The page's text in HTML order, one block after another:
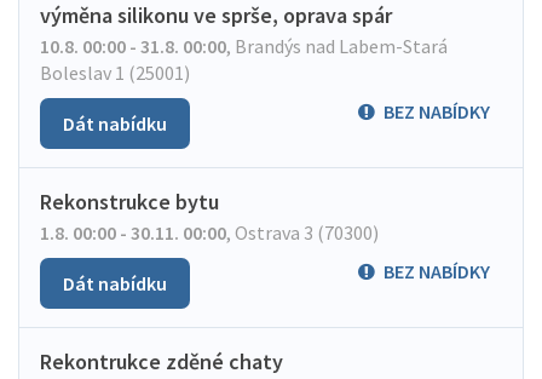
výměna silikonu ve sprše, oprava spár
10.8. 00:00 - 31.8. 00:00, Brandýs nad Labem-Stará
Boleslav 1 (25001)
BEZ NABÍDKY
Dát nabídku
Rekonstrukce bytu
1.8. 00:00 - 30.11. 00:00, Ostrava 3 (70300)
BEZ NABÍDKY
Dát nabídku
Rekontrukce zděné chaty